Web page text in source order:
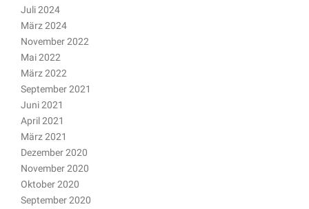
Juli 2024
März 2024
November 2022
Mai 2022
März 2022
September 2021
Juni 2021
April 2021
März 2021
Dezember 2020
November 2020
Oktober 2020
September 2020